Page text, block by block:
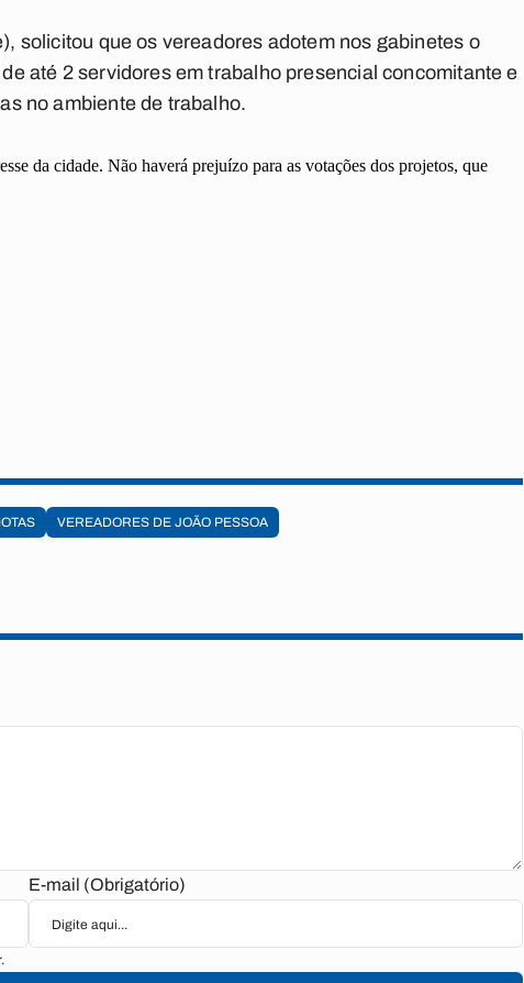
solicitou que os vereadores adotem nos gabinetes o
até 2 servidores em trabalho presencial concomitante e
no ambiente de trabalho.
da cidade. Não haverá prejuízo para as votações dos projetos, que
VEREADORES DE JOÃO PESSOA
E-mail (Obrigatório)